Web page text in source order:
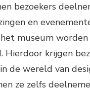
bezoekers
en
museum worden
Hierdoor krijgen
de wereld van
ze zelfs